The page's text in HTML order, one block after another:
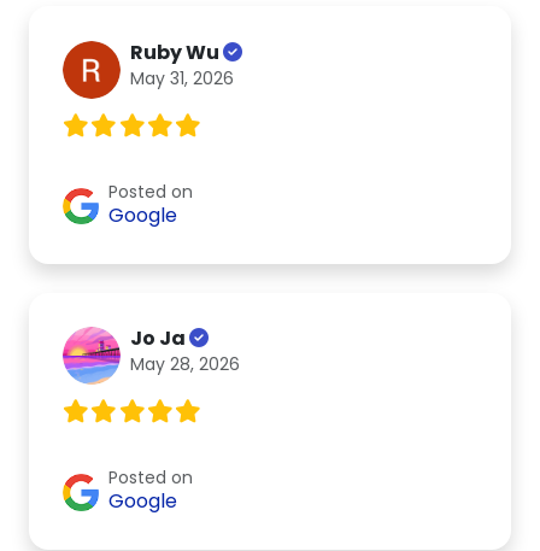
Ruby Wu
May 31, 2026
Posted on
Google
Jo Ja
May 28, 2026
Posted on
Google